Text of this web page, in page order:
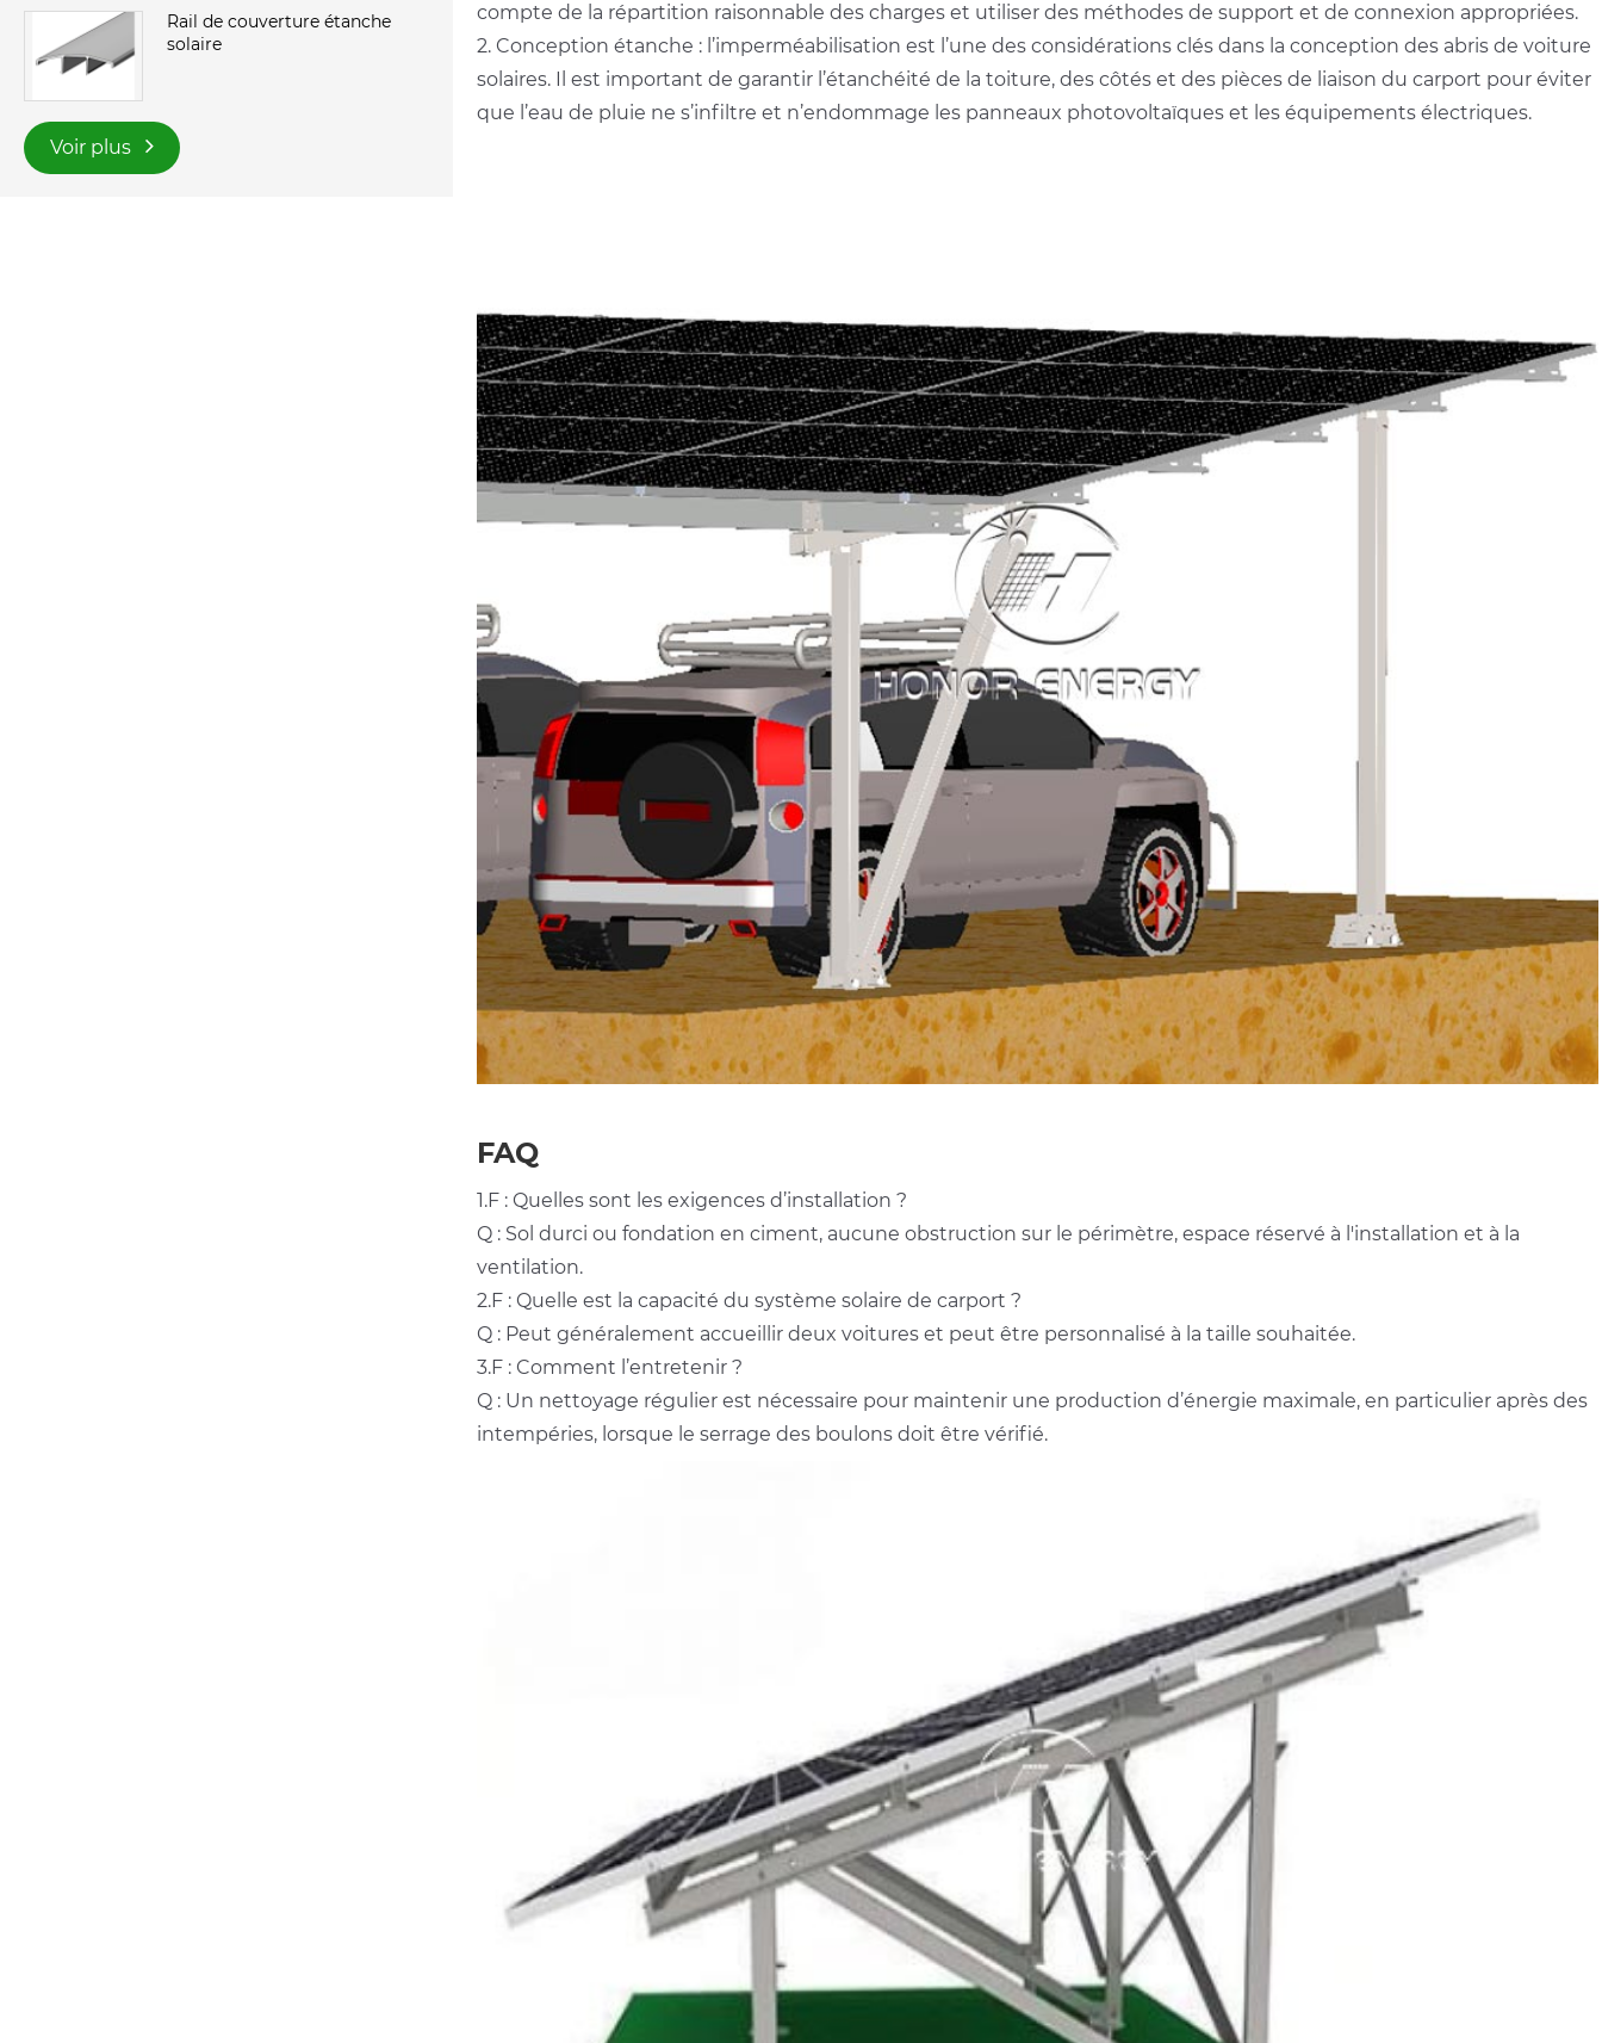
Rail de couverture étanche
solaire
Voir plus
compte de la répartition raisonnable des charges et utiliser des méthodes de support et de connexion appropriées.
2. Conception étanche : l’imperméabilisation est l’une des considérations clés dans la conception des abris de voiture
solaires. Il est important de garantir l’étanchéité de la toiture, des côtés et des pièces de liaison du carport pour éviter
que l’eau de pluie ne s’infiltre et n’endommage les panneaux photovoltaïques et les équipements électriques.
FAQ
1.F : Quelles sont les exigences d’installation ?
Q : Sol durci ou fondation en ciment, aucune obstruction sur le périmètre, espace réservé à l'installation et à la
ventilation.
2.F : Quelle est la capacité du système solaire de carport ?
Q : Peut généralement accueillir deux voitures et peut être personnalisé à la taille souhaitée.
3.F : Comment l’entretenir ?
Q : Un nettoyage régulier est nécessaire pour maintenir une production d’énergie maximale, en particulier après des
intempéries, lorsque le serrage des boulons doit être vérifié.